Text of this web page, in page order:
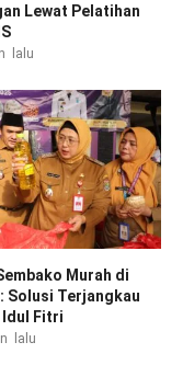
Lewat Pelatihan
lalu
Murah di
Solusi Terjangkau
Fitri
lalu